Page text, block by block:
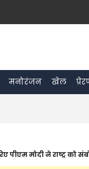
मनोरंजन खेल
पीएम मोदी ने राष्ट्र को